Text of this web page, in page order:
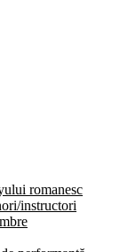
romanesc
instructori